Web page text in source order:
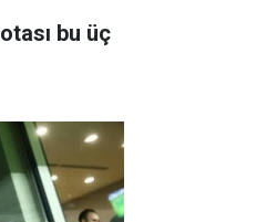
bu üç